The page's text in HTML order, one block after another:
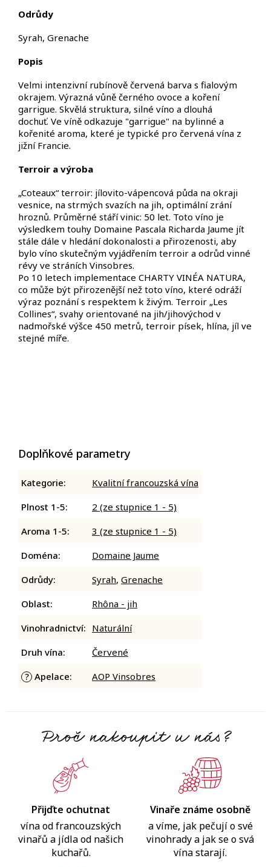
Proč nakoupit u nás?
Přijďte ochutnat
vína od francouzských
vinařů a jídla od našich
kuchařů.
Vinaře známe osobně
a víme, jak pečují o své
vinohrady a jak se o svá
vína starají.
Odrůdy
Syrah, Grenache
Popis
Velmi intenzivní rubínově červená barva s fialovým
okrajem. Výrazná vůně černého ovoce a koření
garrigue. Skvělá struktura, silné víno a dlouhá
dochuť. Ve víně odkazuje "garrigue" na bylinné a
kořenité aroma, které je typické pro červená vína z
jižní Francie.
Terroir a výroba
„Coteaux“ terroir: jílovito-vápencová půda na okraji
vesnice, na strmých svazích na jih, optimální zrání
hroznů. Průměrné stáří vinic: 50 let. Toto víno je
výsledkem touhy Domaine Pascala Richarda Jaume jít
stále dále v hledání dokonalosti a přirozenosti, aby
bylo víno skutečným vyjádřením terroir a odrůd vinné
révy ve stráních Vinsobres.
Po 10 letech implementace CHARTY VINÉA NATURA,
co může být přirozenější než toto víno, které odráží
výraz poznání s respektem k živým. Terroir „Les
Collines“, svahy orientované na jih/jihovýchod v
nadmořské výšce 450 metrů, terroir písek, hlína, jíl ve
stejné míře.
Doplňkové parametry
Kategorie:
Kvalitní francouzská vína
Plnost 1-5:
2 (ze stupnice 1 - 5)
Aroma 1-5:
3 (ze stupnice 1 - 5)
Doména:
Domaine Jaume
Odrůdy: Syrah, Grenache
Oblast:
Rhôna - jih
Vinohradnictví: Naturální
Druh vína: Červené
? Apelace: AOP Vinsobres